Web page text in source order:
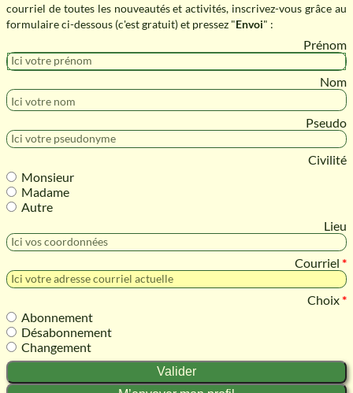
courriel de toutes les nouveautés et activités, inscrivez-vous grâce au
formulaire ci-dessous (c'est gratuit) et pressez "Envoi" :
Prénom
Nom
Pseudo
Civilité
Monsieur
Madame
Autre
Lieu
Courriel *
Choix*
Abonnement
Désabonnement
Changement
Valider